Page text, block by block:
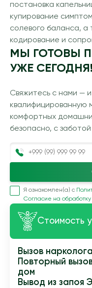
постановка
купирование
солевого баланса,
кодирование и
МЫ ГОТОВЫ
УЖЕ СЕГОДНЯ!
Свяжитесь с нами —
квалифицированную
комфортных
безопасно, с
Я ознакомлен(а) с
Согласие на
Стоимость
Вызов
Повторный
дом
Вывод из запоя